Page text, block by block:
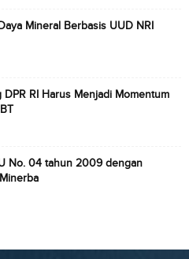
Mineral Berbasis UUD NRI
RI Harus Menjadi Momentum
No. 04 tahun 2009 dengan